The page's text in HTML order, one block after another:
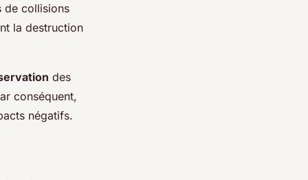
de collisions
la destruction
des
conséquent,
négatifs.